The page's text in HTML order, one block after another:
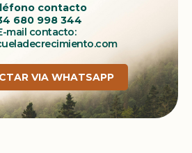
contacto
680 998 344
mail contacto:
VIA WHATSAPP